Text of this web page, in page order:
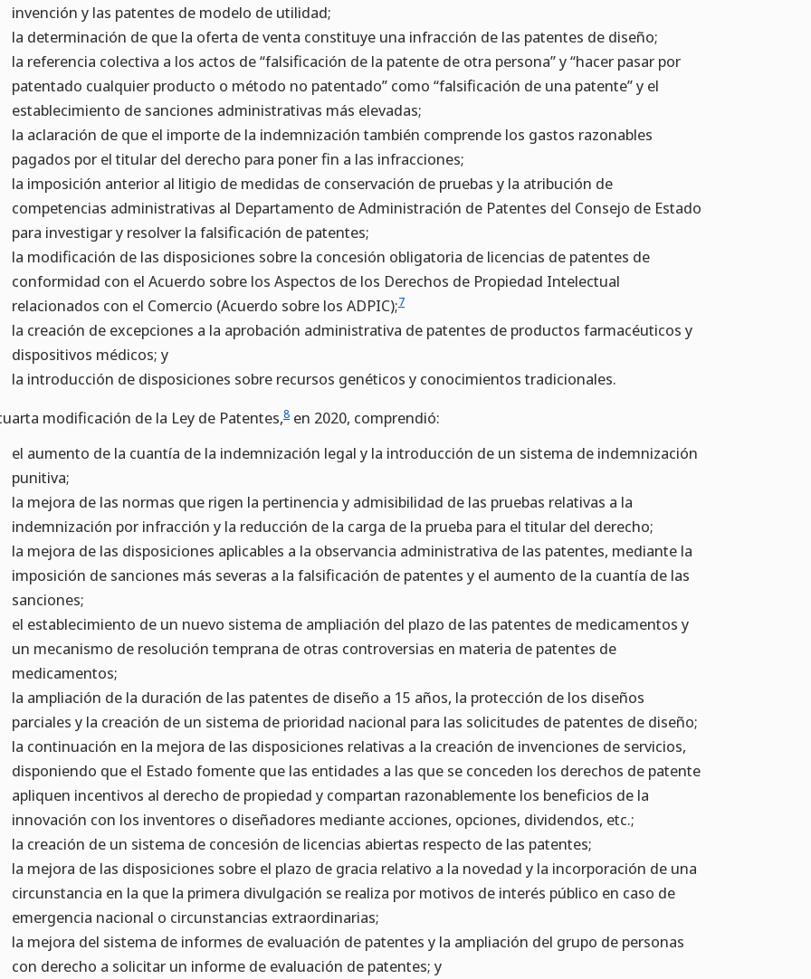
invención y las patentes de modelo de utilidad;
la determinación de que la oferta de venta constituye una infracción de las patentes de diseño;
la referencia colectiva a los actos de “falsificación de la patente de otra persona” y “hacer pasar por
patentado cualquier producto o método no patentado” como “falsificación de una patente” y el
establecimiento de sanciones administrativas más elevadas;
la aclaración de que el importe de la indemnización también comprende los gastos razonables
pagados por el titular del derecho para poner fin a las infracciones;
la imposición anterior al litigio de medidas de conservación de pruebas y la atribución de
competencias administrativas al Departamento de Administración de Patentes del Consejo de Estado
para investigar y resolver la falsificación de patentes;
la modificación de las disposiciones sobre la concesión obligatoria de licencias de patentes de
conformidad con el Acuerdo sobre los Aspectos de los Derechos de Propiedad Intelectual
relacionados con el Comercio (Acuerdo sobre los ADPIC);7
la creación de excepciones a la aprobación administrativa de patentes de productos farmacéuticos y
dispositivos médicos; y
la introducción de disposiciones sobre recursos genéticos y conocimientos tradicionales.
modificación de la Ley de Patentes,8 en 2020, comprendió:
el aumento de la cuantía de la indemnización legal y la introducción de un sistema de indemnización
punitiva;
la mejora de las normas que rigen la pertinencia y admisibilidad de las pruebas relativas a la
indemnización por infracción y la reducción de la carga de la prueba para el titular del derecho;
la mejora de las disposiciones aplicables a la observancia administrativa de las patentes, mediante la
imposición de sanciones más severas a la falsificación de patentes y el aumento de la cuantía de las
sanciones;
el establecimiento de un nuevo sistema de ampliación del plazo de las patentes de medicamentos y
un mecanismo de resolución temprana de otras controversias en materia de patentes de
medicamentos;
la ampliación de la duración de las patentes de diseño a 15 años, la protección de los diseños
parciales y la creación de un sistema de prioridad nacional para las solicitudes de patentes de diseño;
la continuación en la mejora de las disposiciones relativas a la creación de invenciones de servicios,
disponiendo que el Estado fomente que las entidades a las que se conceden los derechos de patente
apliquen incentivos al derecho de propiedad y compartan razonablemente los beneficios de la
innovación con los inventores o diseñadores mediante acciones, opciones, dividendos, etc.;
la creación de un sistema de concesión de licencias abiertas respecto de las patentes;
la mejora de las disposiciones sobre el plazo de gracia relativo a la novedad y la incorporación de una
circunstancia en la que la primera divulgación se realiza por motivos de interés público en caso de
emergencia nacional o circunstancias extraordinarias;
la mejora del sistema de informes de evaluación de patentes y la ampliación del grupo de personas
con derecho a solicitar un informe de evaluación de patentes; y